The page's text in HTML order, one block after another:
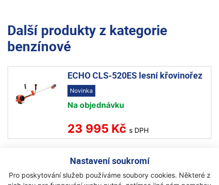
Nastavení soukromí
Pro poskytování služeb používáme soubory cookies. Některé z
Další produkty z kategorie
benzínové
ECHO CLS-520ES lesní křovinořez
Novinka
Na objednávku
23 995 Kč s DPH
Husqvarna 122C vyžínač
Skladem